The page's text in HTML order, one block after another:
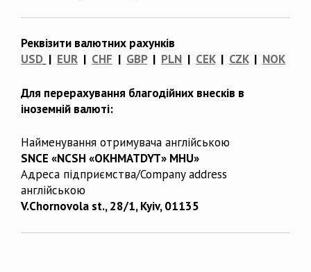
Реквізити валютних рахунків
USD | EUR | CHF | GBP| PLN | CEK| CZK| NOK
Для перерахування благодійних внесків в
іноземній валюті:
Найменування отримувача англійською
SNCE «NCSH «OKHMATDYT» MHU»
Адреса підприємства/Company address
англійською
V.Chornovola st., 28/1, Kyiv, 01135